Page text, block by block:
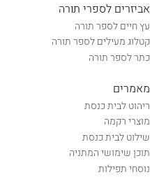
אביזרים לספרי תורה
עץ חיים לספר תורה
קטלוג מעילים לספר תורה
כתר לספר תורה
מאמרים
ריהוט לבית כנסת
מוצרי רקמה
שילוט לבית כנסת
תוכן שימושי המתניה
נוסחי תפילות